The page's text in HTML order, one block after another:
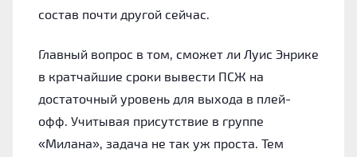
состав почти другой сейчас.
Главный вопрос в том, сможет ли Луис Энрике
в кратчайшие сроки вывести ПСЖ на
достаточный уровень для выхода в плей-
офф. Учитывая присутствие в группе
«Милана», задача не так уж проста. Тем